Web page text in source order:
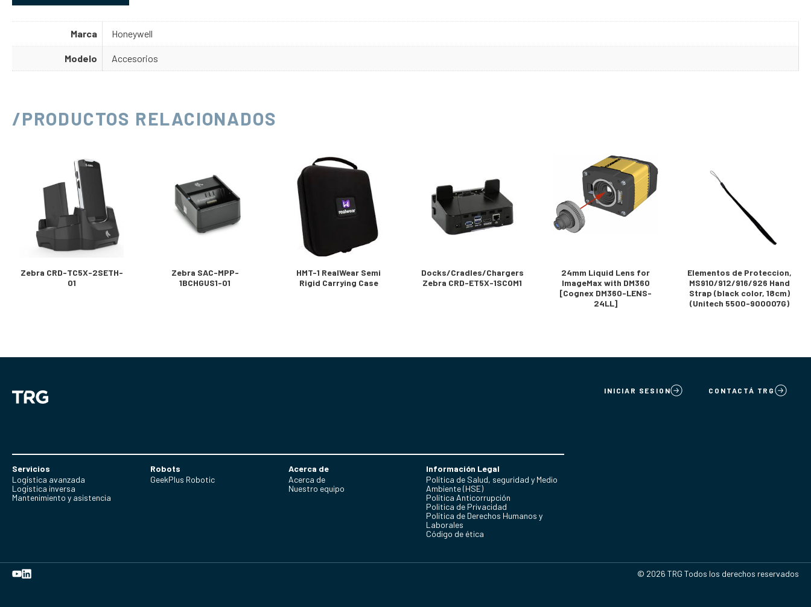
Marca Honeywell
Modelo Accesorios
/PRODUCTOS RELACIONADOS
Zebra CRD-TC5X-2SETH-
01
Zebra SAC-MPP-
1BCHGUS1-01
HMT-1 RealWear Semi
Rigid Carrying Case
Docks/Cradles/Chargers
Zebra CRD-ET5X-1SCOM1
24mm Liquid Lens for
ImageMax with DM360
[Cognex DM360-LENS-
24LL]
Elementos de Proteccion,
MS910/912/916/926 Hand
Strap (black color, 18cm)
(Unitech 5500-900007G)
INICIAR SESION CONTACTÁ TRG
Servicios
Logística avanzada
Logística inversa
Mantenimiento y asistencia
Robots
GeekPlus Robotic
Acerca de
Acerca de
Nuestro equipo
Información Legal
Política de Salud, seguridad y Medio
Ambiente (HSE)
Política Anticorrupción
Politica de Privacidad
Política de Derechos Humanos y
Laborales
Código de ética
© 2026 TRG Todos los derechos reservados